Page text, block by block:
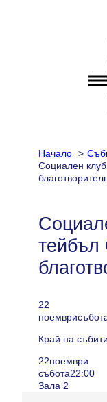
Начало
Социален
тейбъл
22
ноември
Край на
22ноември
събота22:00
Зала 2